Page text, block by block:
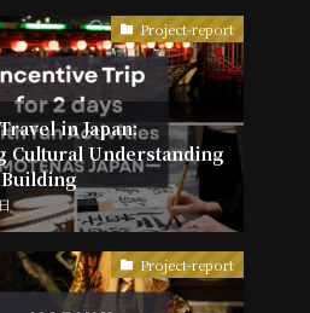
Project-report
in Japan:
Cultural Understanding
Project-report